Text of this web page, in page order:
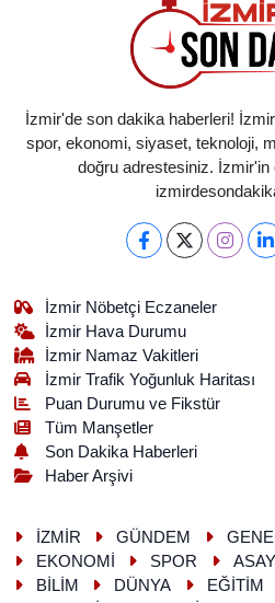
İzmir'de son dakika haberleri!
spor, ekonomi, siyaset, teknoloji,
doğru adrestesiniz. İzmir'in
İzmir Nöbetçi Eczaneler
İzmir Hava Durumu
İzmir Namaz Vakitleri
İzmir Trafik Yoğunluk Haritası
Puan Durumu ve Fikstür
Tüm Manşetler
Son Dakika Haberleri
Haber Arşivi
İZMİR GÜNDEM
EKONOMİ
SPOR
BİLİM
DÜNYA EĞİTİM